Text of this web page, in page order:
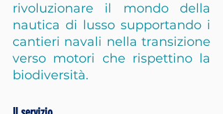
rivoluzionare il mondo della
nautica di lusso supportando i
cantieri navali nella transizione
verso motori che rispettino la
biodiversità.